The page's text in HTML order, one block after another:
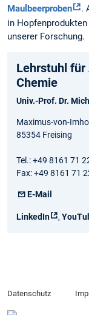
Maulbeerproben
.
in
unserer Forschung.
Lehrstuhl
Chemie
Univ.-Prof. Dr.
Maximus-von-
85354 Freising
Tel.: +49 8161 71
Fax: +49 8161 71
E-Mail
LinkedIn ,
Datenschutz